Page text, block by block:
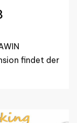
findet der